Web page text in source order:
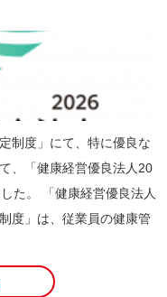
制度」にて、特に優良な
、「健康経営優良法人20
た。 「健康経営優良法人
度」は、従業員の健康管